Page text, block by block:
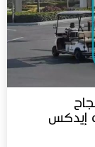
إيدكس